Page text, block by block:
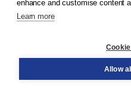
Order
enhance and customise content
Learn more
Allow